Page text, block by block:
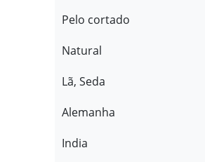
Pelo cortado
Natural
Lã, Seda
Alemanha
India